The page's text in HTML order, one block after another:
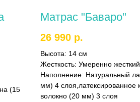
(15
Матрас "Баваро"
26 990 р.
Высота: 14 см
Жесткость: Умеренно жесткий
Наполнение: Натуральный
мм) 4 слоя,латексированное
волокно (20 мм) 3 слоя